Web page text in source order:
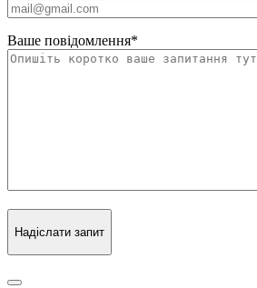
Ваше повідомлення*
Надіслати запит